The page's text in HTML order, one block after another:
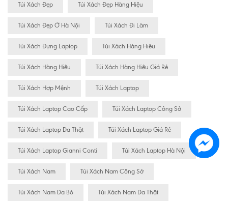
Túi Xách Đẹp Túi Xách Đẹp Hàng Hiệu
Túi Xách Đẹp Ở Hà Nội Túi Xách Đi Làm
Túi Xách Đựng Laptop Túi Xách Hàng Hiêu
Túi Xách Hàng Hiệu Túi Xách Hàng Hiệu Giá Rẻ
Túi Xách Hợp Mệnh Túi Xách Laptop
Túi Xách Laptop Cao Cấp Túi Xách Laptop Công Sở
Túi Xách Laptop Da Thật Túi Xách Laptop Giá Rẻ
Túi Xách Laptop Gianni Conti Túi Xách Laptop Hà Nội
Túi Xách Nam Túi Xách Nam Công Sở
Túi Xách Nam Da Bò Túi Xách Nam Da Thật